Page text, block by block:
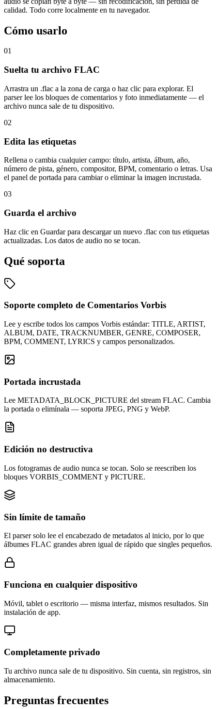
calidad. Todo corre localmente en tu navegador.
Cómo usarlo
01
Suelta tu archivo FLAC
Arrastra un .flac a la zona de carga o haz clic para explorar. El
parser lee los bloques de comentarios y foto inmediatamente — el
archivo nunca sale de tu dispositivo.
02
Edita las etiquetas
Rellena o cambia cualquier campo: título, artista, álbum, año,
número de pista, género, compositor, BPM, comentario o letras. Usa
el panel de portada para cambiar o eliminar la imagen incrustada.
03
Guarda el archivo
Haz clic en Guardar para descargar un nuevo .flac con tus etiquetas
actualizadas. Los datos de audio no se tocan.
Qué soporta
Soporte completo de Comentarios Vorbis
Lee y escribe todos los campos Vorbis estándar: TITLE, ARTIST,
ALBUM, DATE, TRACKNUMBER, GENRE, COMPOSER,
BPM, COMMENT, LYRICS y campos personalizados.
Portada incrustada
Lee METADATA_BLOCK_PICTURE del stream FLAC. Cambia
la portada o elimínala — soporta JPEG, PNG y WebP.
Edición no destructiva
Los fotogramas de audio nunca se tocan. Solo se reescriben los
bloques VORBIS_COMMENT y PICTURE.
Sin límite de tamaño
El parser solo lee el encabezado de metadatos al inicio, por lo que
álbumes FLAC grandes abren igual de rápido que singles pequeños.
Funciona en cualquier dispositivo
Móvil, tablet o escritorio — misma interfaz, mismos resultados. Sin
instalación de app.
Completamente privado
Tu archivo nunca sale de tu dispositivo. Sin cuenta, sin registros, sin
almacenamiento.
Preguntas frecuentes